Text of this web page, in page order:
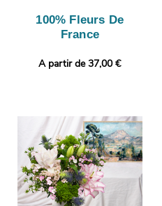
100% Fleurs De
France
A partir de 37,00 €